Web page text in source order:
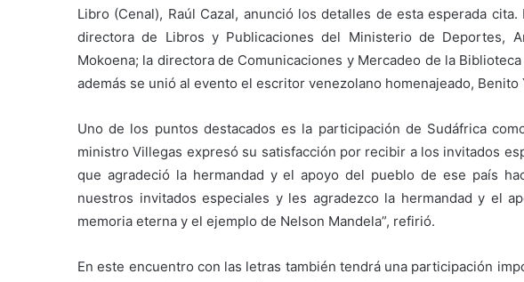
Libro (Cenal), Raúl Cazal, anunció los detalles de esta esperada
directora de Libros y Publicaciones del Ministerio de Deportes,
Mokoena; la directora de Comunicaciones y Mercadeo de la
además se unió al evento el escritor venezolano homenajeado, Benito
Uno de los puntos destacados es la participación de Sudáfrica
ministro Villegas expresó su satisfacción por recibir a los invitados
que agradeció la hermandad y el apoyo del pueblo de ese país
nuestros invitados especiales y les agradezco la hermandad y el
memoria eterna y el ejemplo de Nelson Mandela”, refirió.
En este encuentro con las letras también tendrá una participación